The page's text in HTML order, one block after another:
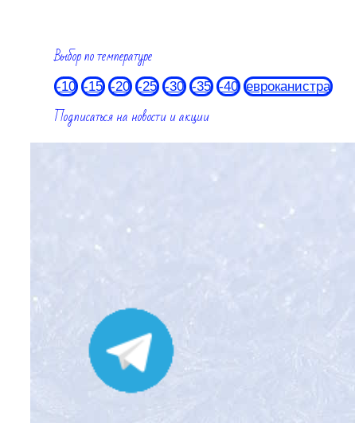
Выбор по температуре
-10 -15 -20 -25 -30 -35 -40 евроканистра
Подписаться на новости и акции